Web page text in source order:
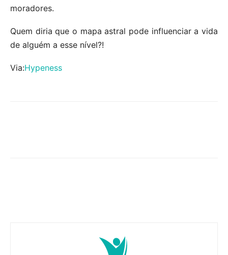
moradores.
Quem diria que o mapa astral pode influenciar a vida
de alguém a esse nível?!
Via:Hypeness